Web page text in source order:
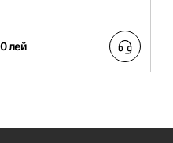
лей